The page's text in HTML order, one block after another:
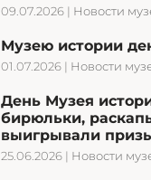
09.07.2026 | Новости
Музею истории
01.07.2026 | Новости
День Музея
бирюльки,
выигрывали
25.06.2026 | Новости